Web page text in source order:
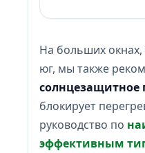
На больших
юг, мы также
солнцезащитное
блокирует
руководство по
эффективным